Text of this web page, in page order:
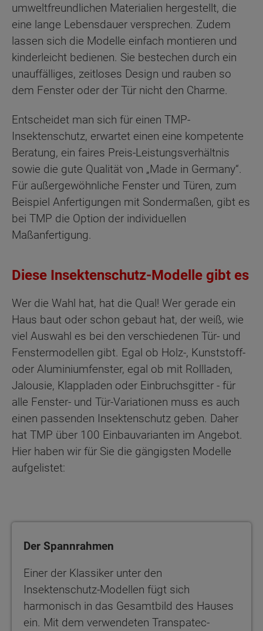
umweltfreundlichen Materialien hergestellt, die
eine lange Lebensdauer versprechen. Zudem
lassen sich die Modelle einfach montieren und
kinderleicht bedienen. Sie bestechen durch ein
unauffälliges, zeitloses Design und rauben so
dem Fenster oder der Tür nicht den Charme.
Entscheidet man sich für einen TMP-
Insektenschutz, erwartet einen eine kompetente
Beratung, ein faires Preis-Leistungsverhältnis
sowie die gute Qualität von „Made in Germany“.
Für außergewöhnliche Fenster und Türen, zum
Beispiel Anfertigungen mit Sondermaßen, gibt es
bei TMP die Option der individuellen
Maßanfertigung.
Diese Insektenschutz-Modelle gibt es
Wer die Wahl hat, hat die Qual! Wer gerade ein
Haus baut oder schon gebaut hat, der weiß, wie
viel Auswahl es bei den verschiedenen Tür- und
Fenstermodellen gibt. Egal ob Holz-, Kunststoff-
oder Aluminiumfenster, egal ob mit Rollladen,
Jalousie, Klappladen oder Einbruchsgitter - für
alle Fenster- und Tür-Variationen muss es auch
einen passenden Insektenschutz geben. Daher
hat TMP über 100 Einbauvarianten im Angebot.
Hier haben wir für Sie die gängigsten Modelle
aufgelistet:
Der Spannrahmen
Einer der Klassiker unter den
Insektenschutz-Modellen fügt sich
harmonisch in das Gesamtbild des Hauses
ein. Mit dem verwendeten Transpatec-